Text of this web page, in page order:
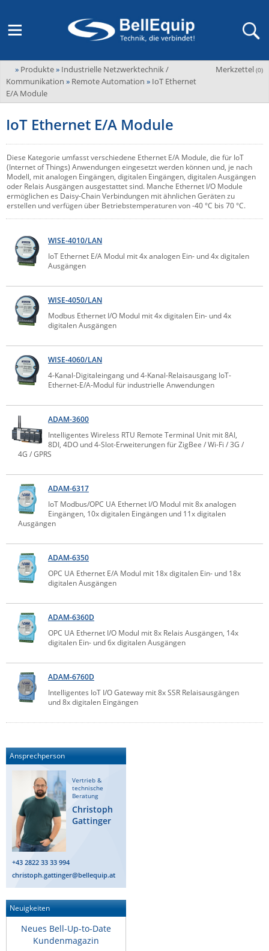
M2M Router, Antennen, VPN & SIM
Fernwartung via Mobilfunk (M2M)
SD-WAN & Bonding
Antennen
KVM & Audio/Video Signalverteilung
Kabel und Verkabelung
Digital Signage
USV / UPS
Energiemessung
Industrielle Stromversorgung
Energieverteilung
IoT, Umgebungsmonitoring & Sensorik
IP, WLAN & GSM Sensorik
Datenlogger
IoT - Internet of Things
Remote I/O
IPC, Industrielle Netzwerktechnik & WLAN
Industrielle Netzwerktechnik / Kommunikation
Industrielle Computer
Wi-Fi - WLAN - Wireless
IT Netzwerktechnik / Kommunikation
Serverräume
RMA / Rücksendung / Support
Adder
ADEL system
Advantech-Conel
Amit
Aten
Bachmann
Bondix
Cambium Networks
Comet System
CompleTech
Contemporary Controls
Eaton
Elsys
Fokus Technologies
Gefen
Gude
Guntermann & Drunck
High Sec Labs
HW group
IEC Lock
Ihse
Kramer Electronics
KVM TEC
LigoWave
Milesight
Netio
Panorama Antennas
PatchSee
Power Kingdom
Poynting
Raritan
Riello UPS
Server Technology
Siretta
SIRIO Antenne
Sunbird
Tactical Software
Übersicht
Neue Produkte
Veranstaltungen
Bell-Up-to-Date Magazine
Aktueller Newsletter
LAGERABVERKAUF Stromverteilung und -messung
Unternehmen
Veranstaltungen
Jobs & Karriere
News
Merkzettel (0)
» Produkte» Industrielle Netzwerktechnik /
Kommunikation » Remote Automation » IoT Ethernet
E/A Module
IoT Ethernet E/A Module
Diese Kategorie umfasst verschiedene Ethernet E/A Module, die für IoT
(Internet of Things) Anwendungen eingesetzt werden können und, je nach
Modell, mit analogen Eingängen, digitalen Eingängen, digitalen Ausgängen
oder Relais Ausgängen ausgestattet sind. Manche Ethernet I/O Module
ermöglichen es Daisy-Chain Verbindungen mit ähnlichen Geräten zu
erstellen und verfügen über Betriebstemperaturen von -40 °C bis 70 °C.
WISE-4010/LAN
IoT Ethernet E/A Modul mit 4x analogen Ein- und 4x digitalen
Ausgängen
WISE-4050/LAN
Modbus Ethernet I/O Modul mit 4x digitalen Ein- und 4x
digitalen Ausgängen
WISE-4060/LAN
4-Kanal-Digitaleingang und 4-Kanal-Relaisausgang IoT-
Ethernet-E/A-Modul für industrielle Anwendungen
ADAM-3600
Intelligentes Wireless RTU Remote Terminal Unit mit 8AI,
8DI, 4DO und 4-Slot-Erweiterungen für ZigBee / Wi-Fi / 3G /
4G / GPRS
ADAM-6317
IoT Modbus/OPC UA Ethernet I/O Modul mit 8x analogen
Eingängen, 10x digitalen Eingängen und 11x digitalen
Ausgängen
ADAM-6350
OPC UA Ethernet E/A Modul mit 18x digitalen Ein- und 18x
digitalen Ausgängen
ADAM-6360D
OPC UA Ethernet I/O Modul mit 8x Relais Ausgängen, 14x
digitalen Ein- und 6x digitalen Ausgängen
ADAM-6760D
Intelligentes IoT I/O Gateway mit 8x SSR Relaisausgängen
und 8x digitalen Eingängen
Ansprechperson
Vertrieb &
technische
Beratung
Christoph
Gattinger
+43 2822 33 33 994
christoph.gattinger@bellequip.at
Neuigkeiten
Neues Bell-Up-to-Date
Kundenmagazin